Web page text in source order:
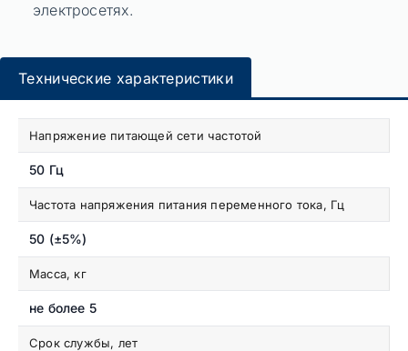
электросетях.
Технические характеристики
Напряжение питающей сети частотой
50 Гц
Частота напряжения питания переменного тока, Гц
50 (±5%)
Масса, кг
не более 5
Срок службы, лет